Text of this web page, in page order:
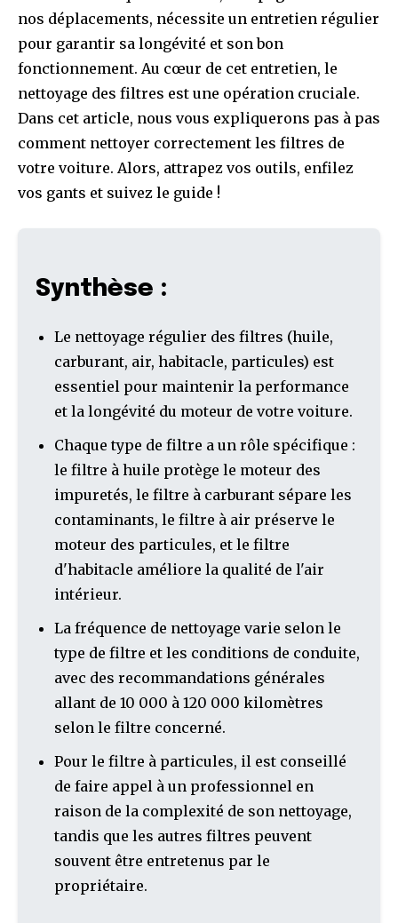
nos déplacements, nécessite un entretien régulier
pour garantir sa longévité et son bon
fonctionnement. Au cœur de cet entretien, le
nettoyage des filtres est une opération cruciale.
Dans cet article, nous vous expliquerons pas à pas
comment nettoyer correctement les filtres de
votre voiture. Alors, attrapez vos outils, enfilez
vos gants et suivez le guide !
Synthèse :
Le nettoyage régulier des filtres (huile,
carburant, air, habitacle, particules) est
essentiel pour maintenir la performance
et la longévité du moteur de votre voiture.
Chaque type de filtre a un rôle spécifique :
le filtre à huile protège le moteur des
impuretés, le filtre à carburant sépare les
contaminants, le filtre à air préserve le
moteur des particules, et le filtre
d'habitacle améliore la qualité de l'air
intérieur.
La fréquence de nettoyage varie selon le
type de filtre et les conditions de conduite,
avec des recommandations générales
allant de 10 000 à 120 000 kilomètres
selon le filtre concerné.
Pour le filtre à particules, il est conseillé
de faire appel à un professionnel en
raison de la complexité de son nettoyage,
tandis que les autres filtres peuvent
souvent être entretenus par le
propriétaire.